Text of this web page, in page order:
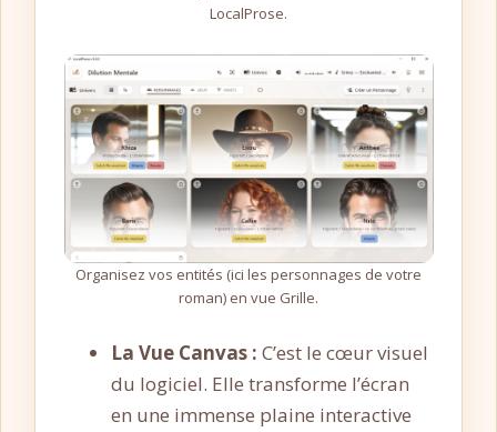
LocalProse.
Organisez vos entités (ici les personnages de votre
roman) en vue Grille.
La Vue Canvas : C’est le cœur visuel
du logiciel. Elle transforme l’écran
en une immense plaine interactive